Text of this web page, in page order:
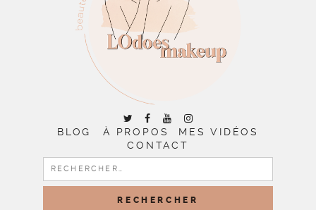
BLOG À PROPOS
MES VIDÉOS
CONTACT
RECHERCHER :